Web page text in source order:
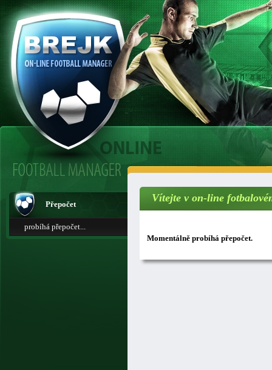
Přepočet
probíhá přepočet...
Vítejte v on-line
Momentálně probíhá přepočet.